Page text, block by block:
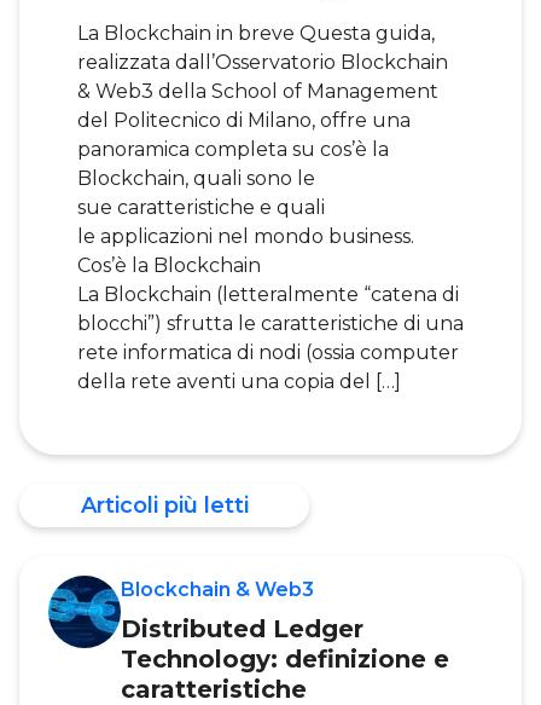
La Blockchain in breve Questa guida,
realizzata dall’Osservatorio Blockchain
& Web3 della School of Management
del Politecnico di Milano, offre una
panoramica completa su cos’è la
Blockchain, quali sono le
sue caratteristiche e quali
le applicazioni nel mondo business.
Cos’è la Blockchain
La Blockchain (letteralmente “catena di
blocchi”) sfrutta le caratteristiche di una
rete informatica di nodi (ossia computer
della rete aventi una copia del […]
Articoli più letti
Blockchain & Web3
Distributed Ledger
Technology: definizione e
caratteristiche